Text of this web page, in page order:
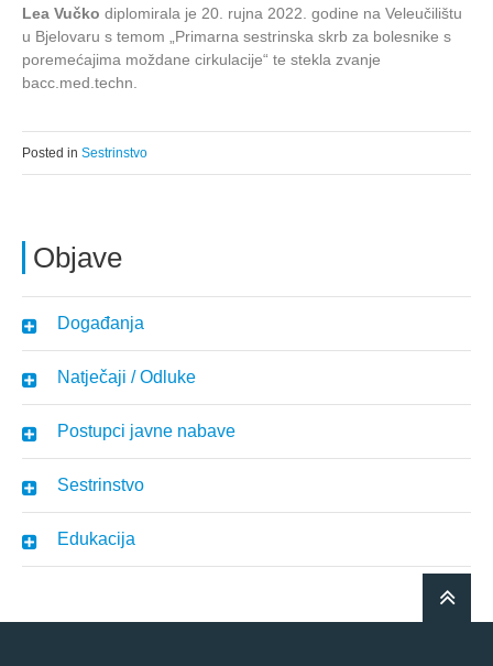
Objave
Događanja
Natječaji / Odluke
Postupci javne nabave
Sestrinstvo
Edukacija
Lea Vučko diplomirala je 20. rujna 2022. godine na Veleučilištu
u Bjelovaru s temom „Primarna sestrinska skrb za bolesnike s
poremećajima moždane cirkulacije“ te stekla zvanje
bacc.med.techn.
Posted in Sestrinstvo